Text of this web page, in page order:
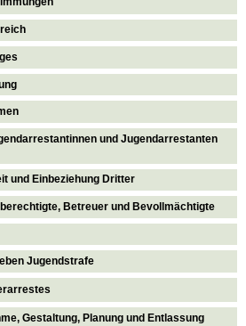
und Jugendarrestanten
und Einbeziehung Dritter
Betreuer und Bevollmächtigte
Jugendstrafe
Gestaltung, Planung und Entlassung